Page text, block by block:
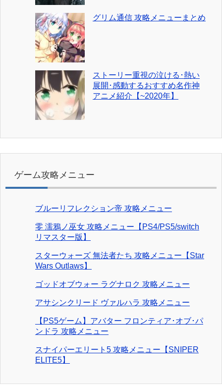
グリム通信 攻略メニューまとめ
ストーリー重視の泣ける･熱い
展開･感動するおすすめ名作神
アニメ紹介【~2020年】
ゲーム攻略メニュー
ブルーリフレクション帝 攻略メニュー
零 濡鴉ノ巫女 攻略メニュー【PS4/PS5/switch
リマスター版】
スターウォーズ 無法者たち 攻略メニュー【Star
Wars Outlaws】
ゴッドオブウォー ラグナロク 攻略メニュー
アサシンクリード ヴァルハラ 攻略メニュー
【PS5ゲーム】アバター フロンティア･オブ･パ
ンドラ 攻略メニュー
スナイパーエリート5 攻略メニュー【SNIPER
ELITE5】